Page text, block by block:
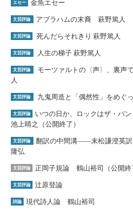
エセー 金魚エセー
文芸評論 アブラハムの末裔 萩野篤人
文芸評論 死んだらそれきり 萩野篤人
文芸評論 人生の梯子 萩野篤人
文芸評論
モーツァルトの〈声〉、裏声
人
文芸評論 九鬼周造と「偶然性」をめぐ
文芸評論
いつの日か、ロックはザ・バ
池上晴之（公開終了）
文芸評論
翻訳の中間溝――末松謙澄英
隆弘
文芸評論 正岡子規論 鶴山裕司（公開終
文芸評論 辻原登論
詩論 現代詩人論 鶴山裕司